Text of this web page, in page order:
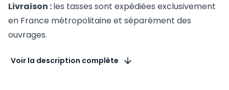
Livraison :les tasses sont expédiées exclusivement
en France métropolitaine et séparément des
ouvrages.
Voir la description complète